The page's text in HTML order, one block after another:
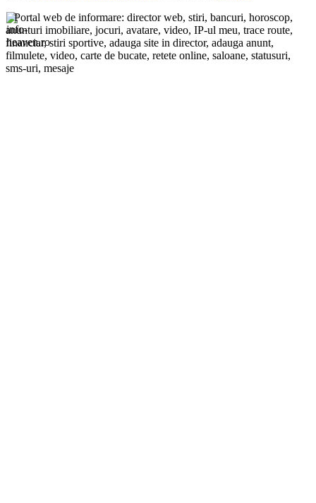
Portal web de informare: director web, stiri, bancuri, horoscop,
anunturi imobiliare, jocuri, avatare, video, IP-ul meu, trace route,
financiar, stiri sportive, adauga site in director, adauga anunt,
filmulete, video, carte de bucate, retete online, saloane, statusuri,
sms-uri, mesaje